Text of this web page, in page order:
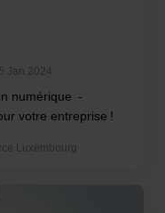
Jan 2024
numérique -
votre entreprise !
Luxembourg